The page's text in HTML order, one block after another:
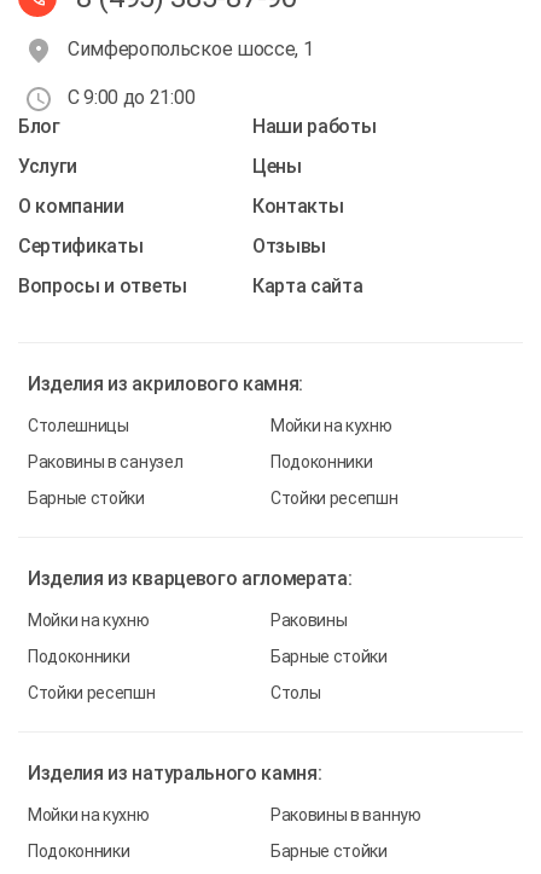
Симферопольское шоссе, 1
С 9:00 до 21:00
Блог
Наши работы
Услуги
Цены
О компании
Контакты
Cертификаты
Отзывы
Вопросы и ответы
Карта сайта
Изделия из акрилового камня:
Столешницы
Мойки на кухню
Раковины в санузел
Подоконники
Барные стойки
Стойки ресепшн
Изделия из кварцевого агломерата:
Мойки на кухню
Раковины
Подоконники
Барные стойки
Стойки ресепшн
Столы
Изделия из натурального камня:
Мойки на кухню
Раковины в ванную
Подоконники
Барные стойки